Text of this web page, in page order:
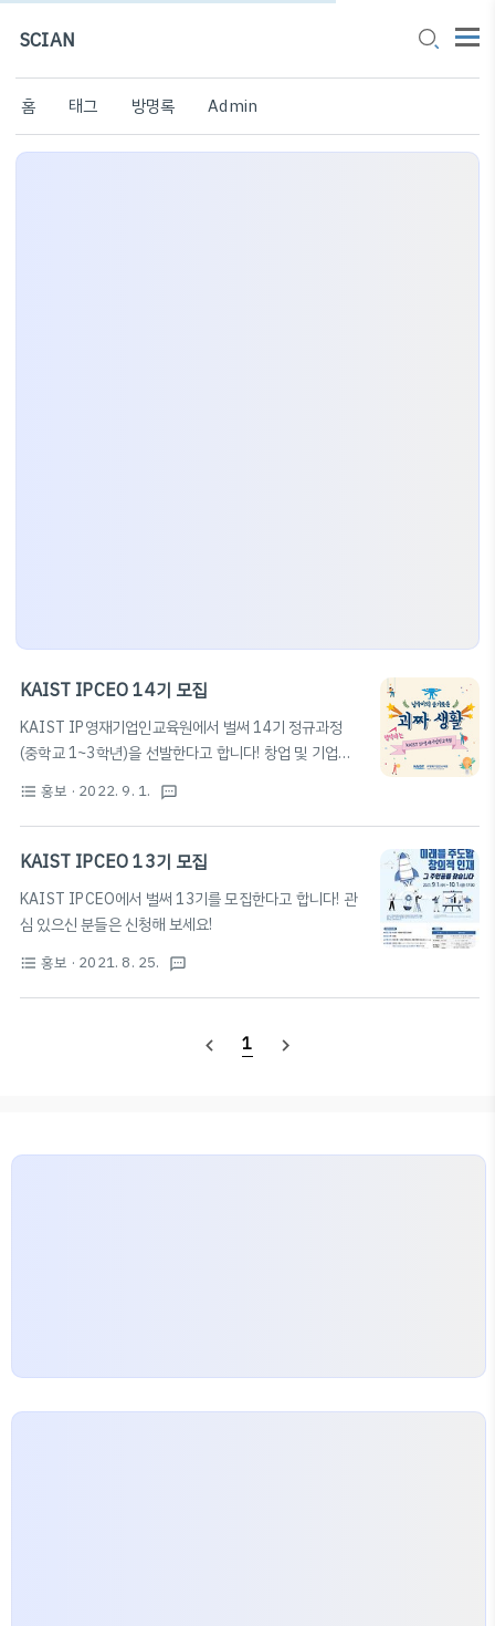
SCIAN
홈 태그 방명록 Admin
KAIST IPCEO 14기 모집
KAIST IP영재기업인교육원에서 벌써 14기 정규과정
(중학교 1~3학년)을 선발한다고 합니다! 창업 및 기업가
및 캠프, 프로그래밍 및 메타버스 관련 실습 등이 진행되니
많은 관심 부탁드립니다! 특히 창업을 희망하고 있거나, 여
러 친구들과 함께 프로젝트를 진행해 보고 싶다면 꼭 신청
우 공개과정(e-ship)을 통한 편입 기회도 마련되어 있으
니 참고해 주세요!) 14기 모집 홍보 영상 [모집요강]
2023학년도 KAIST IP영재기업인교육원 신입생 모집
format_list_bulleted 홍보 · 2022. 9. 1. textsms
KAIST IPCEO 13기 모집
KAIST IPCEO에서 벌써 13기를 모집한다고 합니다! 관
심 있으신 분들은 신청해 보세요!
format_list_bulleted 홍보 · 2021. 8. 25. textsms
navigate_before 1 navigate_next